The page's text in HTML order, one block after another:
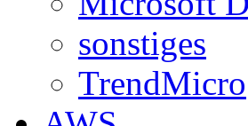
sonstiges
TrendMicro